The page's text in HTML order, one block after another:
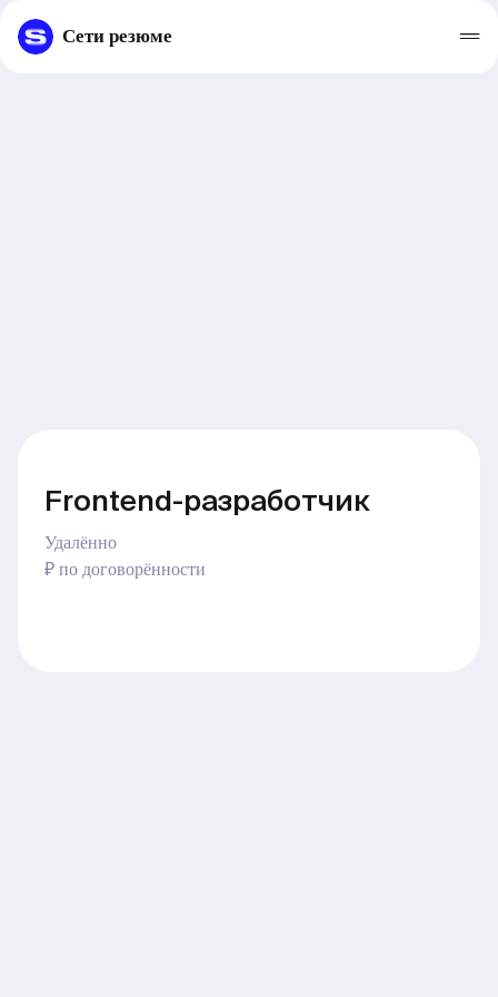
Сети резюме
Frontend-разработчик
Удалённо
₽ по договорённости